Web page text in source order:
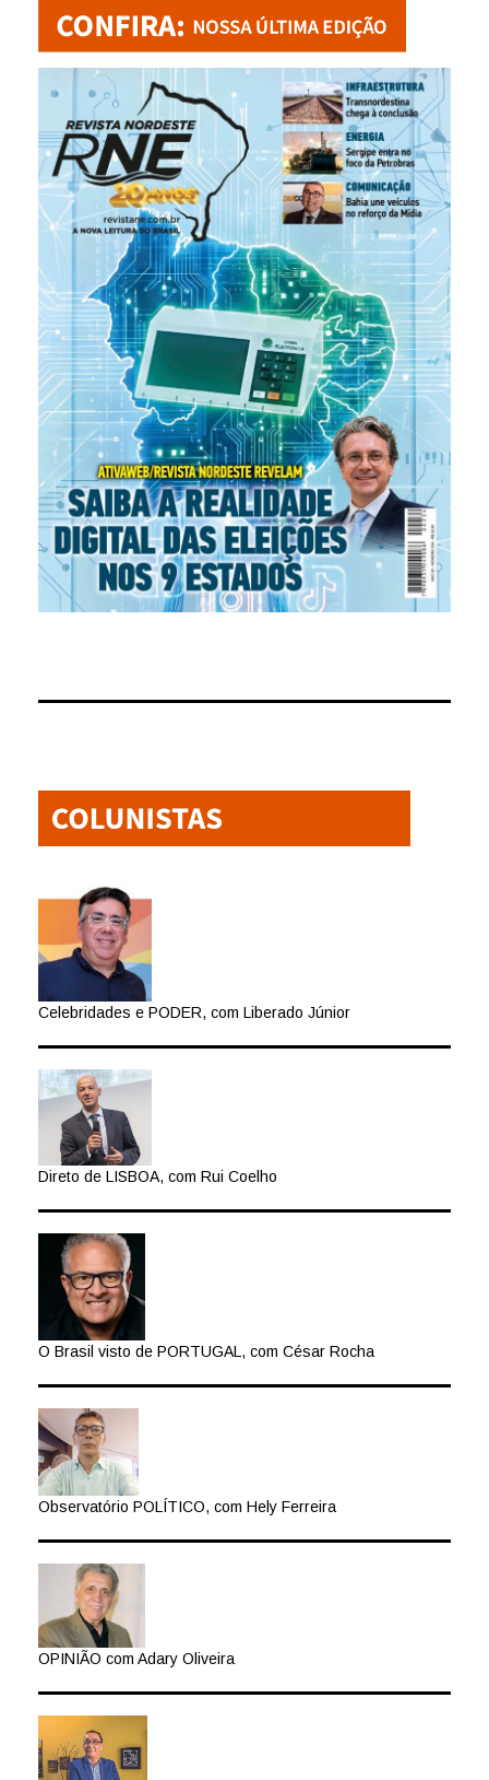
Celebridades e PODER, com Liberado Júnior
Direto de LISBOA, com Rui Coelho
O Brasil visto de PORTUGAL, com César Rocha
Observatório POLÍTICO, com Hely Ferreira
OPINIÃO com Adary Oliveira